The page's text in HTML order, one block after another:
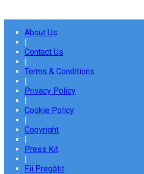
About Us
|
Contact Us
|
Terms & Conditions
|
Privacy Policy
|
Cookie Policy
|
Copyright
|
Press Kit
|
Fii Pregătit